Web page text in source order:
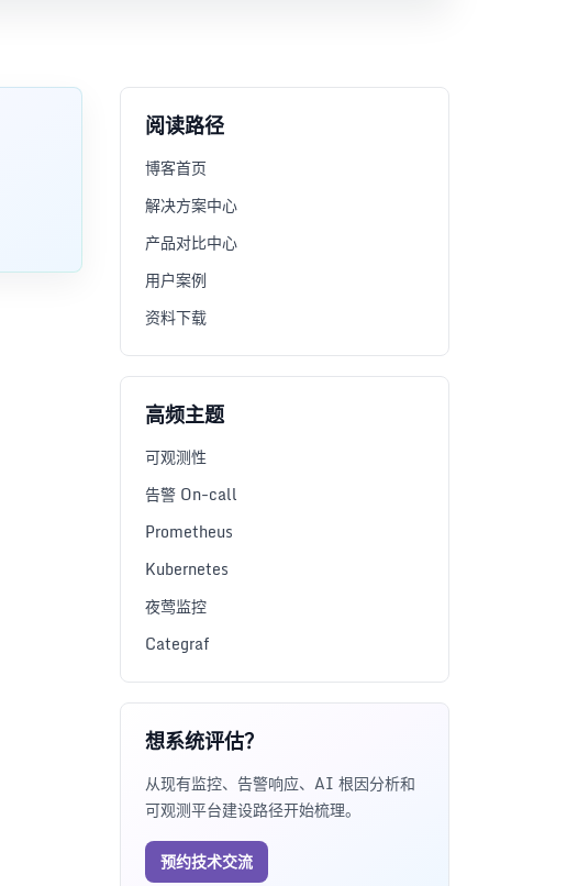
阅读路径
博客首页
解决方案中心
产品对比中心
用户案例
资料下载
高频主题
可观测性
告警 On-call
Prometheus
Kubernetes
夜莺监控
Categraf
想系统评估？
从现有监控、告警响应、AI 根因分析和
可观测平台建设路径开始梳理。
预约技术交流